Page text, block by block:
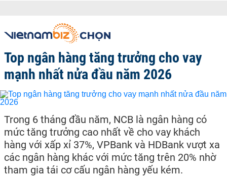
Top ngân hàng tăng trưởng cho vay
mạnh nhất nửa đầu năm 2026
Trong 6 tháng đầu năm, NCB là ngân hàng có
mức tăng trưởng cao nhất về cho vay khách
hàng với xấp xỉ 37%, VPBank và HDBank vượt xa
các ngân hàng khác với mức tăng trên 20% nhờ
tham gia tái cơ cấu ngân hàng yếu kém.